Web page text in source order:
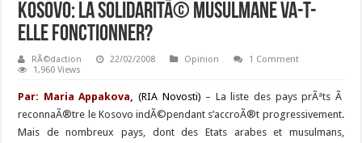
Kosovo: la solidaritÃ© musulmane va-t-
elle fonctionner?
RÃ©daction 22/02/2008 Opinion
1 Comment
1,960 Views
Par: Maria Appakova,(RIA Novosti) – La liste des pays prÃªts Ã
reconnaÃ®tre le Kosovo indÃ©pendant s’accroÃ®t progressivement.
Mais de nombreux pays, dont des Etats arabes et musulmans,